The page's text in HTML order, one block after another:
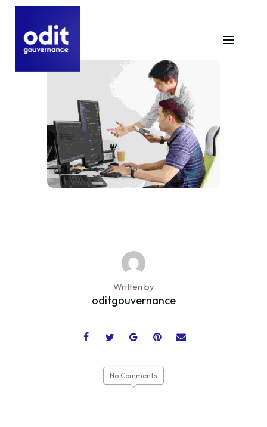
Written by
oditgouvernance
No Comments